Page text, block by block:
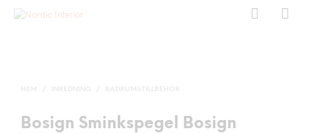
Bosign Sminkspegel Bosign